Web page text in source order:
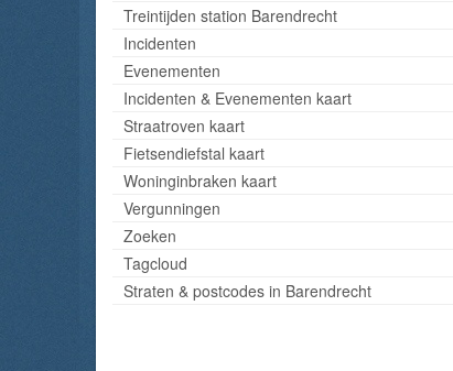
Treintijden station Barendrecht
Incidenten
Evenementen
Incidenten & Evenementen kaart
Straatroven kaart
Fietsendiefstal kaart
Woninginbraken kaart
Vergunningen
Zoeken
Tagcloud
Straten & postcodes in Barendrecht